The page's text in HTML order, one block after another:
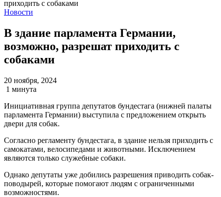
Новости
В здание парламента Германии,
возможно, разрешат приходить с
собаками
20 ноября, 2024
1 минута
Инициативная группа депутатов бундестага (нижней палаты
парламента Германии) выступила с предложением открыть
двери для собак.
Согласно регламенту бундестага, в здание нельзя приходить с
самокатами, велосипедами и животными. Исключением
являются только служебные собаки.
Однако депутаты уже добились разрешения приводить собак-
поводырей, которые помогают людям с ограниченными
возможностями.